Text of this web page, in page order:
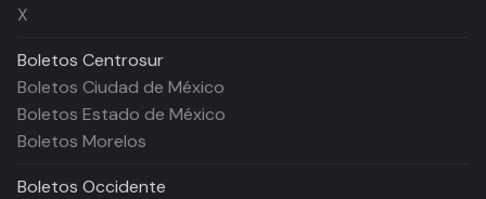
X
Boletos Centrosur
Boletos Ciudad de México
Boletos Estado de México
Boletos Morelos
Boletos Occidente